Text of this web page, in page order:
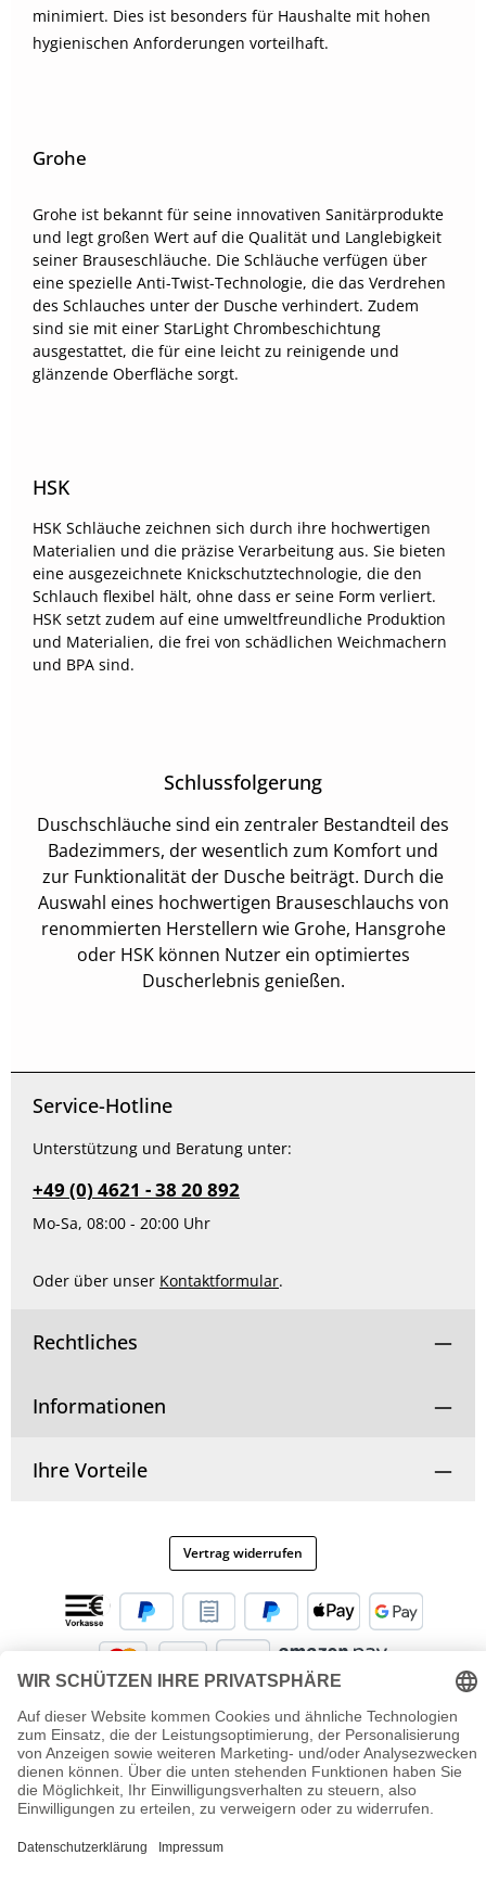
minimiert. Dies ist besonders für Haushalte mit hohen
hygienischen Anforderungen vorteilhaft.
Grohe
Grohe ist bekannt für seine innovativen Sanitärprodukte
und legt großen Wert auf die Qualität und Langlebigkeit
seiner Brauseschläuche. Die Schläuche verfügen über
eine spezielle Anti-Twist-Technologie, die das Verdrehen
des Schlauches unter der Dusche verhindert. Zudem
sind sie mit einer StarLight Chrombeschichtung
ausgestattet, die für eine leicht zu reinigende und
glänzende Oberfläche sorgt.
HSK
HSK Schläuche zeichnen sich durch ihre hochwertigen
Materialien und die präzise Verarbeitung aus. Sie bieten
eine ausgezeichnete Knickschutztechnologie, die den
Schlauch flexibel hält, ohne dass er seine Form verliert.
HSK setzt zudem auf eine umweltfreundliche Produktion
und Materialien, die frei von schädlichen Weichmachern
und BPA sind.
Schlussfolgerung
Duschschläuche sind ein zentraler Bestandteil des
Badezimmers, der wesentlich zum Komfort und
zur Funktionalität der Dusche beiträgt. Durch die
Auswahl eines hochwertigen Brauseschlauchs von
renommierten Herstellern wie Grohe, Hansgrohe
oder HSK können Nutzer ein optimiertes
Duscherlebnis genießen.
Service-Hotline
Unterstützung und Beratung unter:
+49 (0) 4621 - 38 20 892
Mo-Sa, 08:00 - 20:00 Uhr
Oder über unser Kontaktformular.
Rechtliches
Informationen
Ihre Vorteile
Vertrag widerrufen
© Copyright 2025 | Alle Rechte vorbehalten.